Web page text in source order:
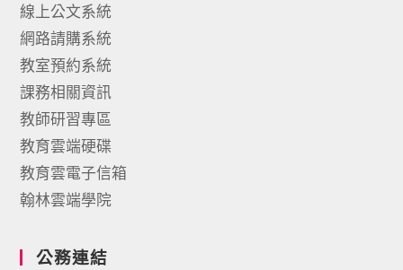
線上公文系統
網路請購系統
教室預約系統
課務相關資訊
教師研習專區
教育雲端硬碟
教育雲電子信箱
翰林雲端學院
公務連結